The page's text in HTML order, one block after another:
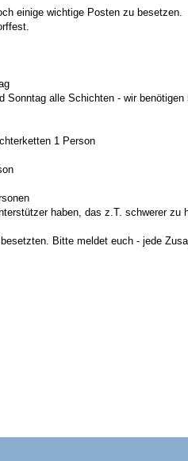
einige wichtige Posten zu besetzen.
Sonntag alle Schichten - wir benötigen
1 Person
haben, das z.T. schwerer zu
Bitte meldet euch - jede